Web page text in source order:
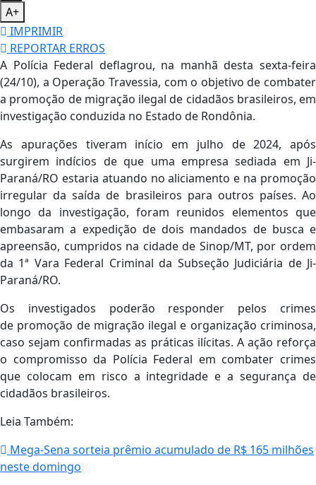
A+
IMPRIMIR
REPORTAR ERROS
A Polícia Federal deflagrou, na manhã desta sexta-feira
(24/10), a Operação Travessia, com o objetivo de combater
a promoção de migração ilegal de cidadãos brasileiros, em
investigação conduzida no Estado de Rondônia.
As apurações tiveram início em julho de 2024, após
surgirem indícios de que uma empresa sediada em Ji-
Paraná/RO estaria atuando no aliciamento e na promoção
irregular da saída de brasileiros para outros países. Ao
longo da investigação, foram reunidos elementos que
embasaram a expedição de dois mandados de busca e
apreensão, cumpridos na cidade de Sinop/MT, por ordem
da 1ª Vara Federal Criminal da Subseção Judiciária de Ji-
Paraná/RO.
Os investigados poderão responder pelos crimes
de promoção de migração ilegal e organização criminosa,
caso sejam confirmadas as práticas ilícitas. A ação reforça
o compromisso da Polícia Federal em combater crimes
que colocam em risco a integridade e a segurança de
cidadãos brasileiros.
Leia Também:
Mega-Sena sorteia prêmio acumulado de R$ 165 milhões
neste domingo